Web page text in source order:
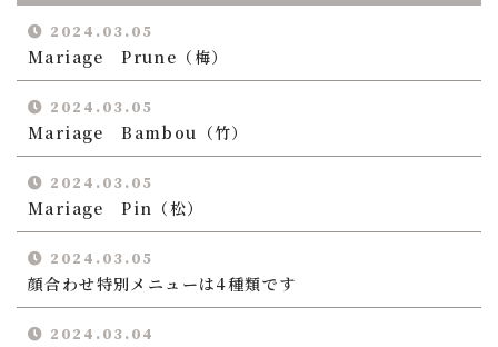
お問い合わせ
オンラインショップ
CONTACT
九州の食材と地元野菜で作るフランス料理
メールでの受付
お問い合わせフォーム
24時間受付中
2024.03.05
Mariage Prune（梅）
2024.03.05
Mariage Bambou（竹）
2024.03.05
Mariage Pin（松）
2024.03.05
顔合わせ特別メニューは4種類です
2024.03.04